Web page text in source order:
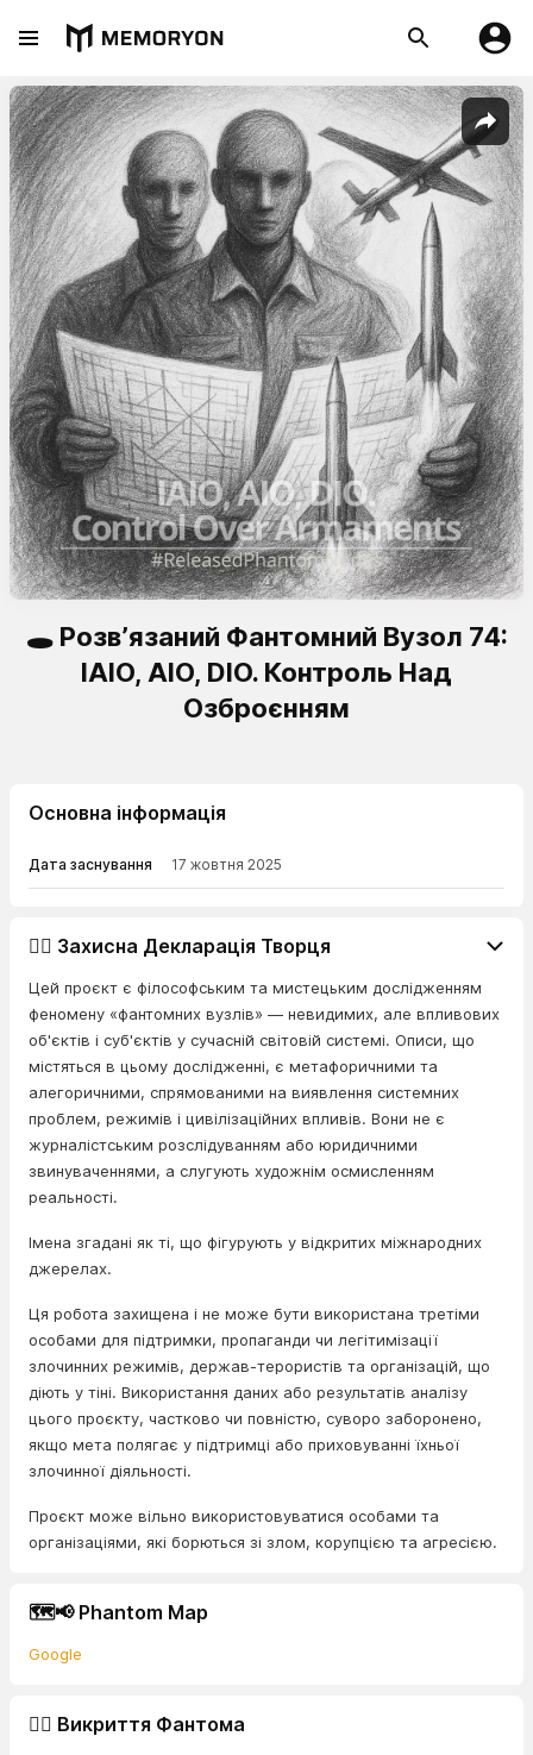
🕳️ Розв’язаний Фантомний Вузол 74:
IAIO, AIO, DIO. Контроль Над
Озброєнням
Основна інформація
Дата заснування 17 жовтня 2025
👨‍⚖️ Захисна Декларація Творця
Цей проєкт є філософським та мистецьким дослідженням
феномену «фантомних вузлів» — невидимих, але впливових
об'єктів і суб'єктів у сучасній світовій системі. Описи, що
містяться в цьому дослідженні, є метафоричними та
алегоричними, спрямованими на виявлення системних
проблем, режимів і цивілізаційних впливів. Вони не є
журналістським розслідуванням або юридичними
звинуваченнями, а слугують художнім осмисленням
реальності.
Імена згадані як ті, що фігурують у відкритих міжнародних
джерелах.
Ця робота захищена і не може бути використана третіми
особами для підтримки, пропаганди чи легітимізації
злочинних режимів, держав-терористів та організацій, що
діють у тіні. Використання даних або результатів аналізу
цього проєкту, частково чи повністю, суворо заборонено,
якщо мета полягає у підтримці або приховуванні їхньої
злочинної діяльності.
Проєкт може вільно використовуватися особами та
організаціями, які борються зі злом, корупцією та агресією.
🗺️📢 Phantom Map
Google
🕵️‍♂️ Викриття Фантома